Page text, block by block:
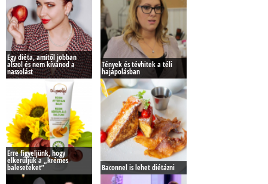
Egy diéta, amitől jobban
alszol és nem kívánod a
nassolást
Tények és tévhitek a téli
hajápolásban
Erre figyeljünk, hogy
elkerüljük a „krémes
baleseteket” Baconnel is lehet diétázni